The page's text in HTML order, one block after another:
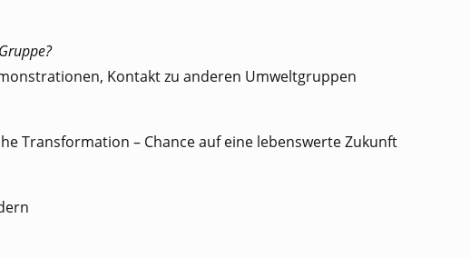
Kontakt zu anderen Umweltgruppen
Transformation – Chance auf eine lebenswerte Zukunft